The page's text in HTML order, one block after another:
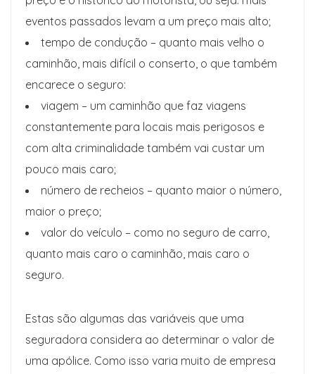
eventos passados ​​levam a um preço mais alto;
tempo de condução – quanto mais velho o
caminhão, mais difícil o conserto, o que também
encarece o seguro:
viagem – um caminhão que faz viagens
constantemente para locais mais perigosos e
com alta criminalidade também vai custar um
pouco mais caro;
número de recheios – quanto maior o número,
maior o preço;
valor do veículo – como no seguro de carro,
quanto mais caro o caminhão, mais caro o
seguro.
Estas são algumas das variáveis ​​que uma
seguradora considera ao determinar o valor de
uma apólice. Como isso varia muito de empresa